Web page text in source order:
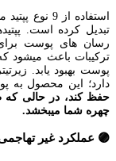
استفاده از
تبدیل کرده است.
رسان های پوست
ترکیبات باعث میشود
دارد؛ این محصول به
حفظ کند، در حالی
چهره شما میبخشد.
🟣 عملکرد غیر